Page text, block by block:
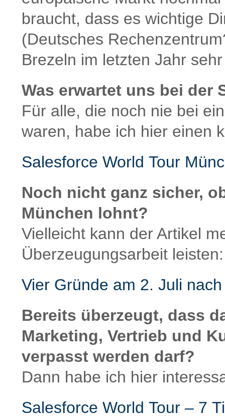
braucht, dass es wichtige
(Deutsches
Brezeln im letzten Jahr
Was erwartet uns bei der
Für alle, die noch nie bei
waren, habe ich hier einen
Salesforce World Tour
Noch nicht ganz sicher,
München lohnt?
Vielleicht kann der Artikel
Überzeugungsarbeit leisten:
Vier Gründe am 2. Juli
Bereits überzeugt, dass
Marketing, Vertrieb und
verpasst werden darf?
Dann habe ich hier
Salesforce World Tour – 7